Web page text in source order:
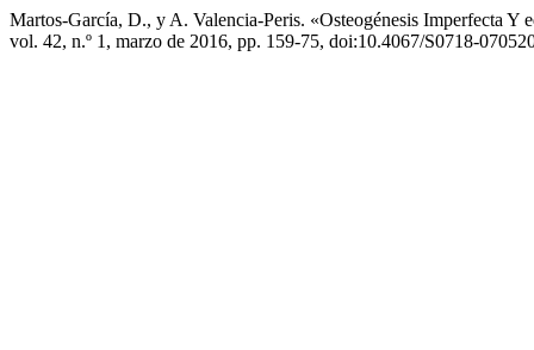
Martos-García, D., y A. Valencia-Peris. «Osteogénesis Imperfecta
vol. 42, n.º 1, marzo de 2016, pp. 159-75, doi:10.4067/S0718-